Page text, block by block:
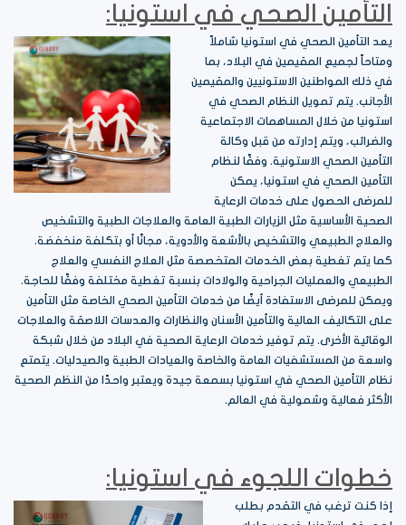
التأمين الصحي في استونيا:
يعد التأمين الصحي في استونيا شاملاً
ومتاحاً لجميع المقيمين في البلاد، بما
في ذلك المواطنين الاستونيين والمقيمين
الأجانب. يتم تمويل النظام الصحي في
استونيا من خلال المساهمات الاجتماعية
والضرائب، ويتم إدارته من قبل وكالة
التأمين الصحي الاستونية. وفقًا لنظام
التأمين الصحي في استونيا، يمكن
للمرضى الحصول على خدمات الرعاية
الصحية الأساسية مثل الزيارات الطبية العامة والعلاجات الطبية والتشخيص
والعلاج الطبيعي والتشخيص بالأشعة والأدوية، مجانًا أو بتكلفة منخفضة.
كما يتم تغطية بعض الخدمات المتخصصة مثل العلاج النفسي والعلاج
الطبيعي والعمليات الجراحية والولادات بنسبة تغطية مختلفة وفقًا للحاجة.
ويمكن للمرضى الاستفادة أيضًا من خدمات التأمين الصحي الخاصة مثل التأمين
على التكاليف العالية والتأمين الأسنان والنظارات والعدسات اللاصقة والعلاجات
الوقائية الأخرى. يتم توفير خدمات الرعاية الصحية في البلاد من خلال شبكة
واسعة من المستشفيات العامة والخاصة والعيادات الطبية والصيدليات. يتمتع
نظام التأمين الصحي في استونيا بسمعة جيدة ويعتبر واحدًا من النظم الصحية
الأكثر فعالية وشمولية في العالم.
خطوات اللجوء في استونيا:
إذا كنت ترغب في التقدم بطلب